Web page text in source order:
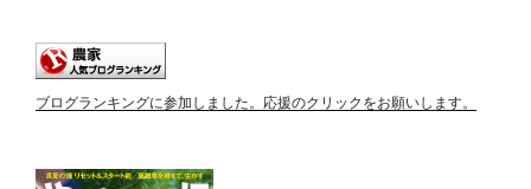
ブログランキングに参加しました。応援のクリックをお願いします。